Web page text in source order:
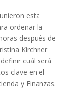
esta
ordenar la
después de
Kirchner
cuál será
clave en el
y Finanzas.